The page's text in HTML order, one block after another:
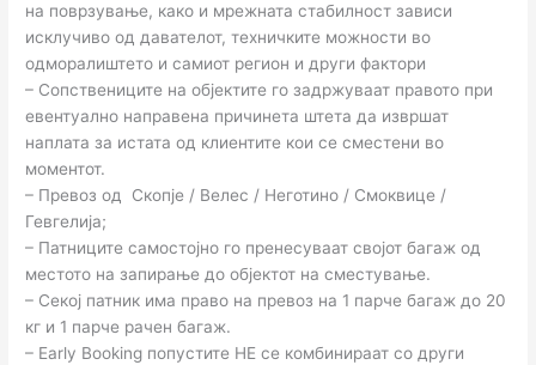
на поврзување, како и мрежната стабилност зависи
исклучиво од давателот, техничките можности во
одморалиштето и самиот регион и други фактори
– Сопствениците на објектите го задржуваат правото при
евентуално направена причинета штета да извршат
наплата за истата од клиентите кои се сместени во
моментот.
– Превоз од Скопје / Велес / Неготино / Смоквице /
Гевгелија;
– Патниците самостојно го пренесуваат својот багаж од
местото на запирање до објектот на сместување.
– Секој патник има право на превоз на 1 парче багаж до 20
кг и 1 парче рачен багаж.
– Еarly Booking попустите НЕ се комбинираат со други